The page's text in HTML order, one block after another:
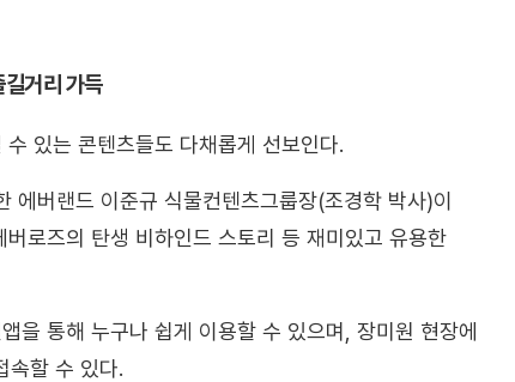
거리 가득
있는 콘텐츠들도 다채롭게 선보인다.
에버랜드 이준규 식물컨텐츠그룹장(조경학 박사)이
로즈의 탄생 비하인드 스토리 등 재미있고 유용한
을 통해 누구나 쉽게 이용할 수 있으며, 장미원 현장에
속할 수 있다.